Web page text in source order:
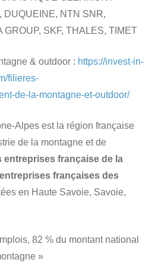
DUQUEINE, NTN SNR,
SKF, THALES, TIMET
& outdoor : https://invest-in-
filieres-
de-la-montagne-et-outdoor/
Alpes est la région française
de la montagne et de
entreprises française de la
françaises des
en Haute Savoie, Savoie,
82 % du montant national
»